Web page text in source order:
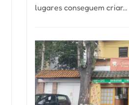
lugares conseguem criar…